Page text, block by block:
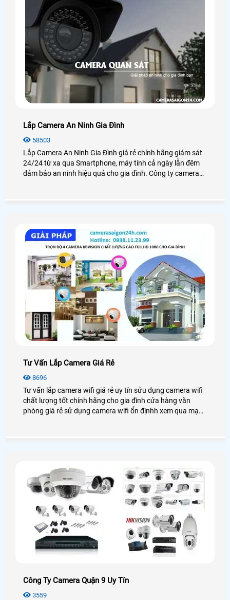
Lắp Camera An Ninh Gia Đình
58503
Lắp Camera An Ninh Gia Đình giá rẻ chính hãng giám sát
24/24 từ xa qua Smartphone, máy tính cả ngày lẫn đêm
đảm bảo an ninh hiệu quả cho gia đình. Công ty camera
Tư Vấn Lắp Camera Giá Rẻ
8696
Tư vấn lắp camera wifi giá rẻ uy tín sửu dụng camera wifi
chất lượng tốt chính hãng cho gia đình cửa hàng văn
phòng giá rẻ sử dụng camera wifi ổn địnhh xem qua mạng
Công Ty Camera Quận 9 Uy Tín
3559